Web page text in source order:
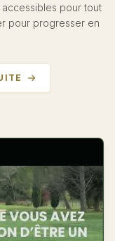
pour tout
pour progresser en